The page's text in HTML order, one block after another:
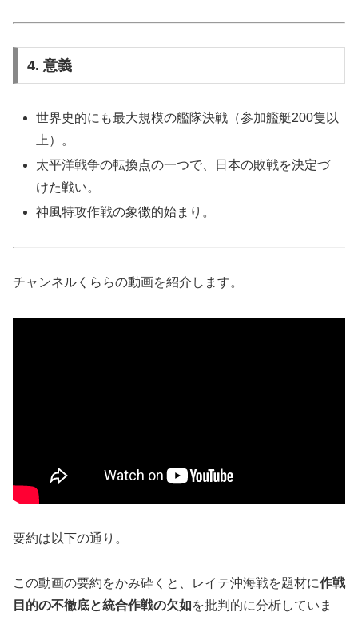
4. 意義
世界史的にも最大規模の艦隊決戦（参加艦艇200隻以
上）。
太平洋戦争の転換点の一つで、日本の敗戦を決定づ
けた戦い。
神風特攻作戦の象徴的始まり。
チャンネルくららの動画を紹介します。
要約は以下の通り。
この動画の要約をかみ砕くと、レイテ沖海戦を題材に作戦
目的の不徹底と統合作戦の欠如を批判的に分析していま